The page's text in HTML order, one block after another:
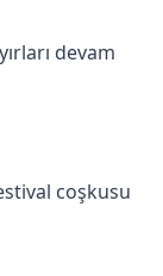
devam
coşkusu